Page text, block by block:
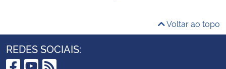
Voltar ao topo
REDES SOCIAIS: